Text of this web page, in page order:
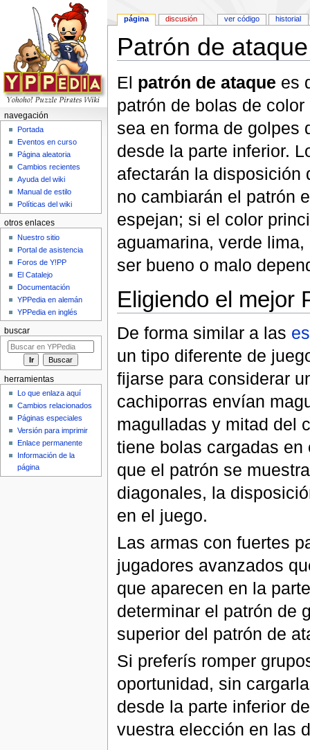
Patrón de
El patrón de ataque es
patrón de bolas de
sea en forma de golpes
desde la parte inferior.
afectarán la disposición
no cambiarán el patrón
espejan; si el color
aguamarina, verde
ser bueno o malo
Eligiendo el mejor
De forma similar a las
un tipo diferente de
fijarse para considerar
cachiporras envían
magulladas y mitad del
tiene bolas cargadas
que el patrón se
diagonales, la
en el juego.
Las armas con fuertes
jugadores avanzados
que aparecen en la
determinar el patrón de
superior del patrón de
Si preferís romper
oportunidad, sin
desde la parte inferior
vuestra elección en las
página discusión ver código historial
navegación
Portada
Eventos en curso
Página aleatoria
Cambios recientes
Ayuda del wiki
Manual de estilo
Políticas del wiki
otros enlaces
Nuestro sitio
Portal de asistencia
Foros de Y!PP
El Catalejo
Documentación
YPPedia en alemán
YPPedia en inglés
buscar
herramientas
Lo que enlaza aquí
Cambios relacionados
Páginas especiales
Versión para imprimir
Enlace permanente
Información de la
página